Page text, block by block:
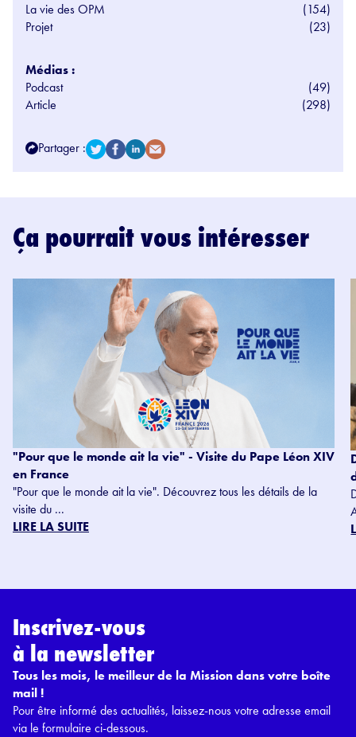
La vie des OPM
(154)
Projet
(23)
Médias :
Podcast
(49)
Article
(298)
Partager :
Ça pourrait vous intéresser
"Pour que le monde ait la vie" - Visite du Pape Léon XIV
en France
"Pour que le monde ait la vie". Découvrez tous les détails de la
visite du ...
LIRE LA SUITE
Inscrivez-vous
à la newsletter
Tous les mois, le meilleur de la Mission dans votre boîte
mail !
Pour être informé des actualités, laissez-nous votre adresse email
via le formulaire ci-dessous.